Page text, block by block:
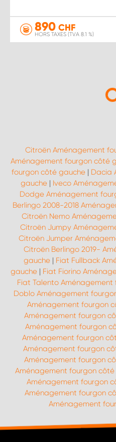
890 CHF
HORS TAXES (TVA 8.1 %)
Citroën Aménagement
Aménagement fourgon côté
fourgon côté gauche | Dacia
gauche| Iveco
Dodge Aménagement
Berlingo 2008-2018
Citroën Nemo
Citroën Jumpy
Citroën Jumper
Citroën Berlingo 2019-
gauche | Fiat Fullback
gauche | Fiat Fiorino
Fiat Talento
Doblo Aménagement
Aménagement fourgon
Aménagement fourgon
Aménagement fourgon
Aménagement fourgon
Aménagement fourgon
Aménagement fourgon
Aménagement fourgon
Aménagement fourgon
Aménagement fourgon
Aménagement